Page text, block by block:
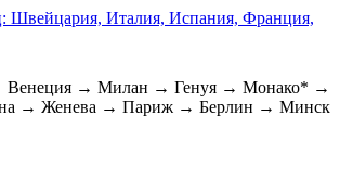
Швейцария, Италия, Испания, Франция,
→ Милан → Генуя → Монако* →
→ Женева → Париж → Берлин → Минск